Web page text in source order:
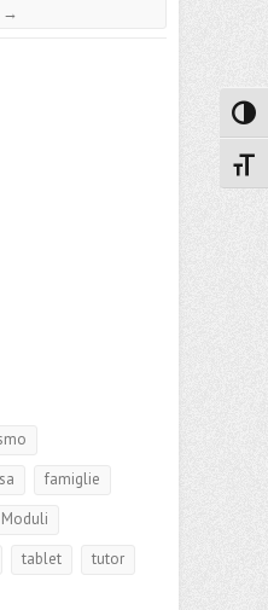
→
famiglie
Moduli
tablet tutor